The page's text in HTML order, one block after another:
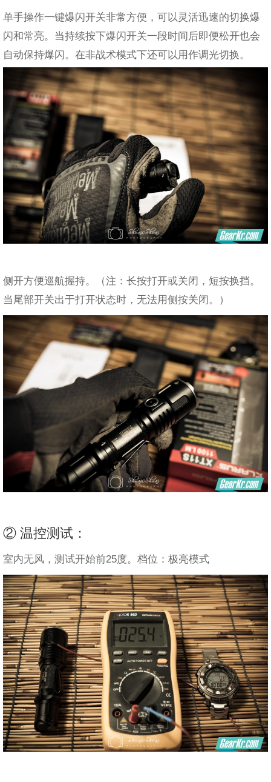
单手操作一键爆闪开关非常方便，可以灵活迅速的切换爆
闪和常亮。当持续按下爆闪开关一段时间后即便松开也会
自动保持爆闪。在非战术模式下还可以用作调光切换。
侧开方便巡航握持。（注：长按打开或关闭，短按换挡。
当尾部开关出于打开状态时，无法用侧按关闭。）
② 温控测试：
室内无风，测试开始前25度。档位：极亮模式